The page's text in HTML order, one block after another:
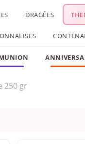
DRAGÉES
250 gr